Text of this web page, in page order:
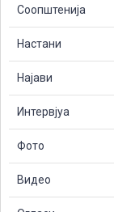
Соопштенија
Настани
Најави
Интервјуа
Фото
Видео